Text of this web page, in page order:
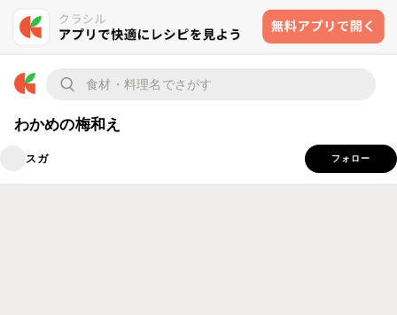
わかめの梅和え
スガ フォロー